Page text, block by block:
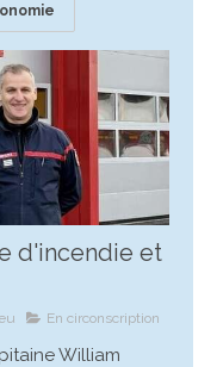
d'incendie et
En circonscription
William